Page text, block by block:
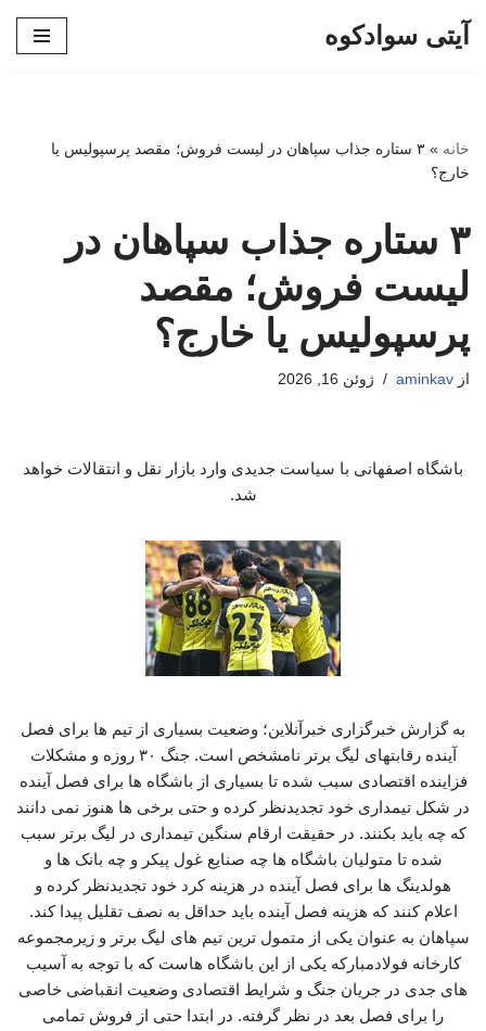
آیتی سوادکوه
خانه »
۳ ستاره جذاب سپاهان در لیست فروش؛ مقصد پرسپولیس یا
خارج؟
۳ ستاره جذاب سپاهان در
لیست فروش؛ مقصد
پرسپولیس یا خارج؟
از aminkav ژوئن 16, 2026
باشگاه اصفهانی با سیاست جدیدی وارد بازار نقل و انتقالات خواهد
شد.
به گزارش خبرگزاری خبرآنلاین؛ وضعیت بسیاری از تیم ها برای فصل
آینده رقابتهای لیگ برتر نامشخص است. جنگ ۳۰ روزه و مشکلات
فزاینده اقتصادی سبب شده تا بسیاری از باشگاه ها برای فصل آینده
در شکل تیمداری خود تجدیدنظر کرده و حتی برخی ها هنوز نمی دانند
که چه باید بکنند. در حقیقت ارقام سنگین تیمداری در لیگ برتر سبب
شده تا متولیان باشگاه ها چه صنایع غول پیکر و چه بانک ها و
هولدینگ ها برای فصل آینده در هزینه کرد خود تجدیدنظر کرده و
اعلام کنند که هزینه فصل آینده باید حداقل به نصف تقلیل پیدا کند.
سپاهان به عنوان یکی از متمول ترین تیم های لیگ برتر و زیرمجموعه
کارخانه فولادمبارکه یکی از این باشگاه هاست که با توجه به آسیب
های جدی در جریان جنگ و شرایط اقتصادی وضعیت انقباضی خاصی
را برای فصل بعد در نظر گرفته. در ابتدا حتی از فروش تمامی